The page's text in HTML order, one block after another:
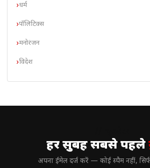
धर्म
पॉलिटिक्स
मनोरंजन
विदेश
हर सुबह सबसे पहले
अपना ईमेल दर्ज करें — कोई स्पैम नहीं,